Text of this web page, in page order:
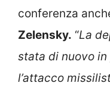
conferenza
Zelensky. “La
stata di nuovo
l’attacco